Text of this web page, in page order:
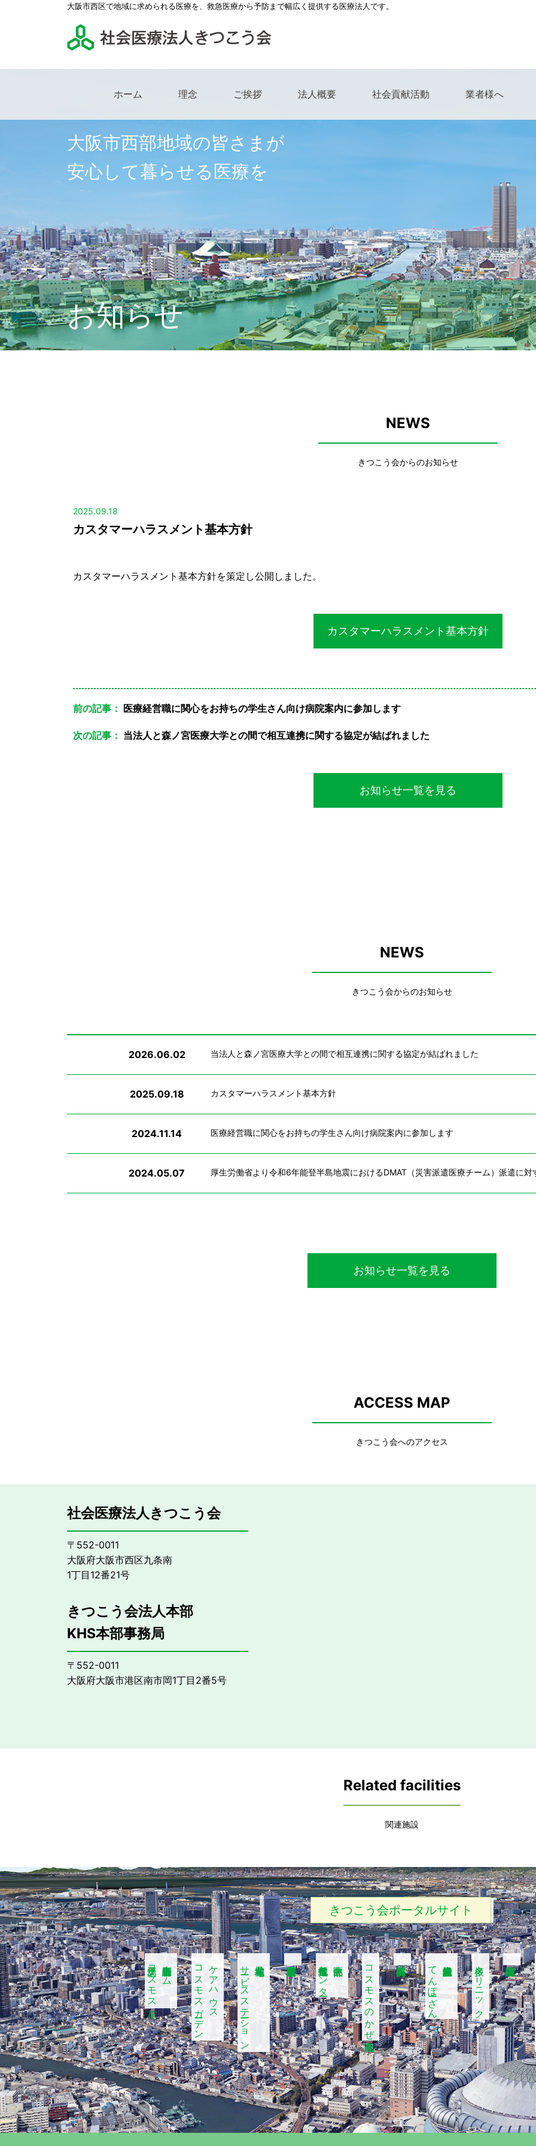
大阪市西区で地域に求められる医療を、救急医療から予防まで幅広く提供する医療法人です。
ホーム 理念 ご挨拶 法人概要 社会貢献活動 業者様へ
大阪市西部地域の皆さまが
安心して暮らせる医療を
お知らせ
NEWS
きつこう会からのお知らせ
2025.09.18
カスタマーハラスメント基本方針
カスタマーハラスメント基本方針を策定し公開しました。
カスタマーハラスメント基本方針
前の記事： 医療経営職に関心をお持ちの学生さん向け病院案内に参加します
次の記事： 当法人と森ノ宮医療大学との間で相互連携に関する協定が結ばれました
お知らせ一覧を見る
NEWS
きつこう会からのお知らせ
2026.06.02 当法人と森ノ宮医療大学との間で相互連携に関する協定が結ばれました
2025.09.18 カスタマーハラスメント基本方針
2024.11.14 医療経営職に関心をお持ちの学生さん向け病院案内に参加します
2024.05.07 厚生労働省より令和6年能登半島地震におけるDMAT（災害派遣医療チーム）派遣に対
お知らせ一覧を見る
ACCESS MAP
きつこう会へのアクセス
社会医療法人きつこう会
〒552-0011
大阪府大阪市西区九条南
1丁目12番21号
きつこう会法人本部
KHS本部事務局
〒552-0011
大阪府大阪市港区南市岡1丁目2番5号
Related facilities
関連施設
きつこう会ポータルサイト
特別養護老人ホーム
江之子島コスモス苑 ケアハウス
コスモスガーデン サービスステーション 地域包括支援センター コスモスのかぜ九条南 てんぽーざん 多根クリニック